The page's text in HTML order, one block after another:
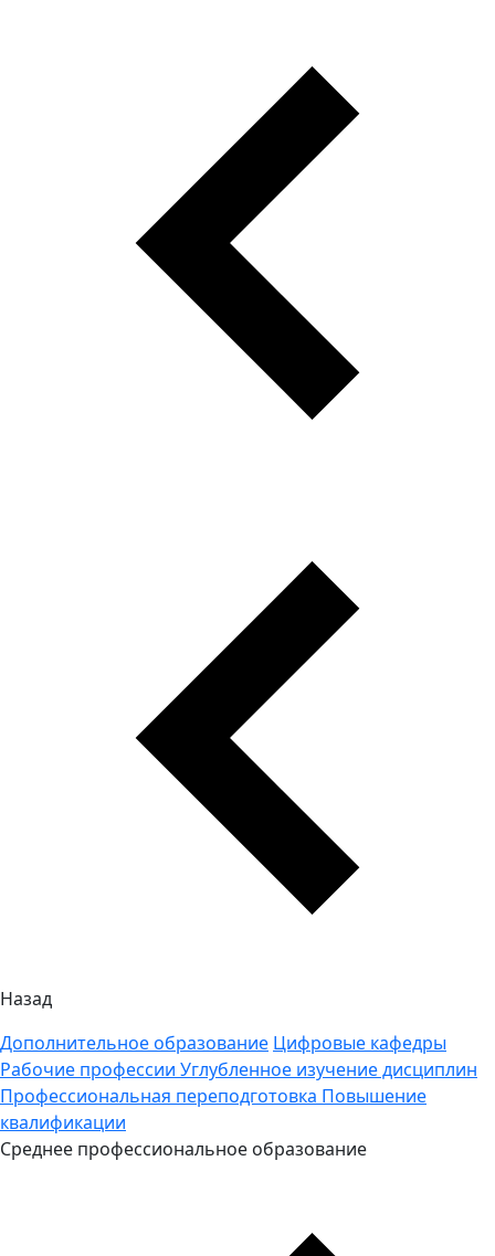
Назад
Дополнительное образование Цифровые кафедры
Рабочие профессии Углубленное изучение дисциплин
Профессиональная переподготовка Повышение
квалификации
Среднее профессиональное образование